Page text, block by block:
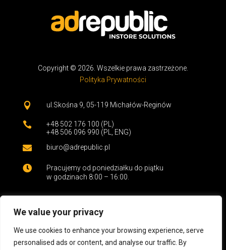
We value your privacy
We use cookies to enhance your browsing experience, serve
personalised ads or content, and analyse our traffic. By
Copyright © 2026. Wszelkie prawa zastrzeżone.
Polityka Prywatności
 ul.Skośna 9, 05-119 Michałów-Reginów

+48 502 176 100 (PL)
+48 506 096 990 (PL, ENG)
 biuro@adrepublic.pl

Pracujemy od poniedziałku do piątku
w godzinach 8:00 – 16:00.
Jesteśmy firmą projektowo-produkcyjną tworzącą
przestrzenie komercyjne. Od projektu 3D po montaż i